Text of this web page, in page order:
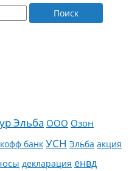
Эльба ООО Озон
банк УСН Эльба акция
декларация енвд